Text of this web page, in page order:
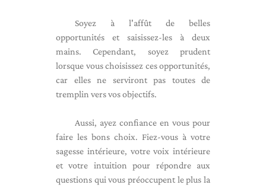
Soyez à l'affût de belles
opportunités et saisissez-les à deux
mains. Cependant, soyez prudent
lorsque vous choisissez ces opportunités,
car elles ne serviront pas toutes de
tremplin vers vos objectifs.
Aussi, ayez confiance en vous pour
faire les bons choix. Fiez-vous à votre
sagesse intérieure, votre voix intérieure
et votre intuition pour répondre aux
questions qui vous préoccupent le plus la